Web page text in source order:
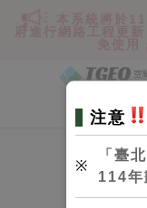
圖資 搜
注意
※
「臺
114年
經緯度(0.000, 0.000)